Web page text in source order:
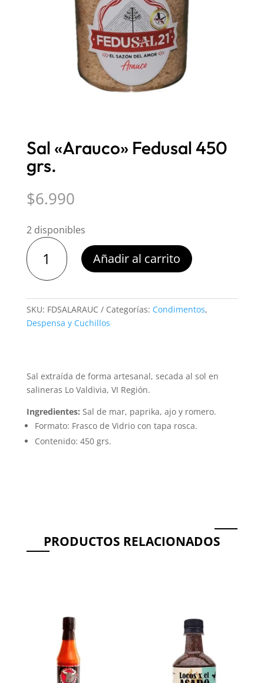
Sal «Arauco» Fedusal 450
grs.
$6.990
2 disponibles
Sal
«Arauco»
Fedusal
grs.
cantidad
Añadir al carrito
SKU: FDSALARAUC Categorías: Condimentos,
Despensa y Cuchillos
Sal extraída de forma artesanal, secada al sol en
salineras Lo Valdivia, VI Región.
Ingredientes: Sal de mar, paprika, ajo y romero.
Formato: Frasco de Vidrio con tapa rosca.
Contenido: 450 grs.
PRODUCTOS RELACIONADOS